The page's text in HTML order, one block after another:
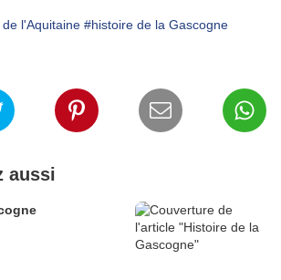
l'Aquitaine #histoire de la Gascogne
aussi